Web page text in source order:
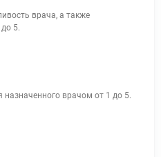
врача, а также
5.
назначенного врачом от 1 до 5.